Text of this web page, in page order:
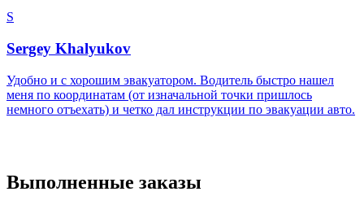
S
Sergey Khalyukov
Удобно и с хорошим эвакуатором. Водитель быстро нашел
меня по координатам (от изначальной точки пришлось
немного отъехать) и четко дал инструкции по эвакуации авто.
Выполненные заказы